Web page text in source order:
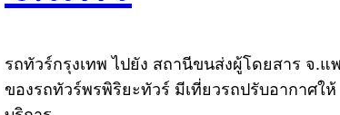
รถทัวร์กรุงเทพ ไปยัง สถานีขนส่งผู้โดยสาร จ.แ
ของรถทัวร์พรพิริยะทัวร์ มีเที่ยวรถปรับอากาศให้